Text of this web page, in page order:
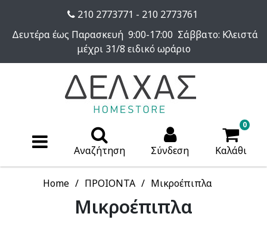
210 2773771 - 210 2773761
Δευτέρα έως Παρασκευή 9:00-17:00 Σάββατο: Κλειστά
μέχρι 31/8 ειδικό ωράριο
Αναζήτηση Σύνδεση
0
Καλάθι
Home ΠΡΟΙΟΝΤΑ Μικροέπιπλα
Μικροέπιπλα